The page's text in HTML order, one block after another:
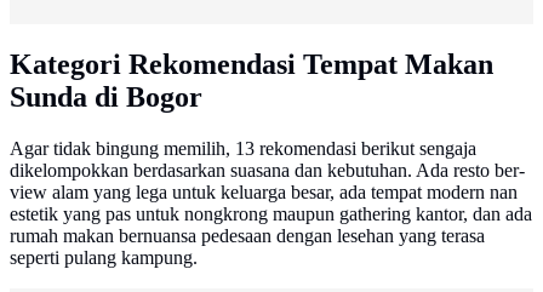
Kategori Rekomendasi Tempat Makan
Sunda di Bogor
Agar tidak bingung memilih, 13 rekomendasi berikut sengaja
dikelompokkan berdasarkan suasana dan kebutuhan. Ada resto ber-
view alam yang lega untuk keluarga besar, ada tempat modern nan
estetik yang pas untuk nongkrong maupun gathering kantor, dan ada
rumah makan bernuansa pedesaan dengan lesehan yang terasa
seperti pulang kampung.